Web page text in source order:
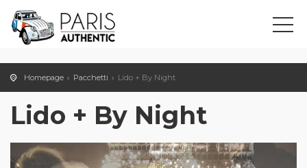
Homepage Pacchetti Lido + By Night
Lido + By Night